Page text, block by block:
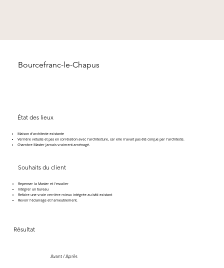
Bourcefranc-le-Chapus
État des lieux
Maison d'architecte existante
Verrière vétuste et pas en corrélation avec l'architecture, car elle n'avait pas été conçue par l'architecte.
Chambre Master jamais vraiment aménagé.
Souhaits du client
Repenser la Master et l'escalier
Intégrer un bureau
Refaire une vraie verrière mieux intégrée au bâti existant
Revoir l'éclairage et l'ameublement.
Résultat
Avant / Après